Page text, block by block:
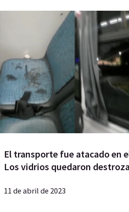
El transporte fue atacado en
Los vidrios quedaron
11 de abril de 2023